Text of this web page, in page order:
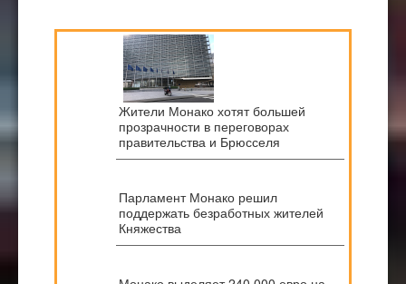
Жители Монако хотят большей
прозрачности в переговорах
правительства и Брюсселя
Парламент Монако решил
поддержать безработных жителей
Княжества